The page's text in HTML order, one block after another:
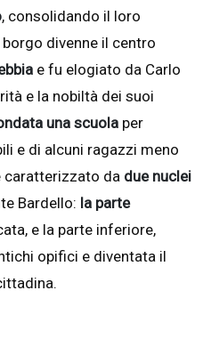
, consolidando il loro
divenne il centro
e fu elogiato da Carlo
e la nobiltà dei suoi
una scuola per
e di alcuni ragazzi meno
caratterizzato da due nuclei
Bardello: la parte
e la parte inferiore,
opifici e diventata il